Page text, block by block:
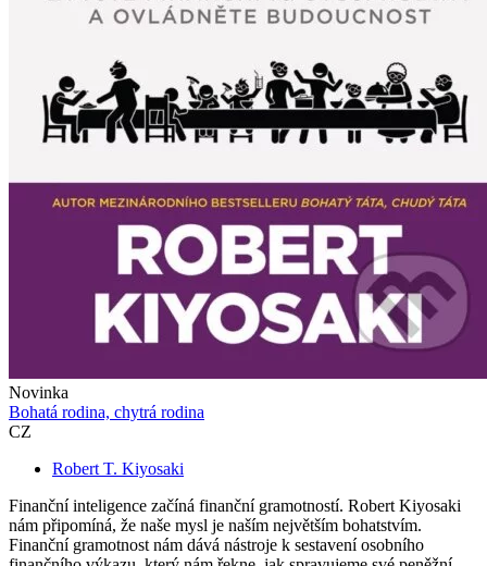
Novinka
Bohatá rodina, chytrá rodina
CZ
Robert T. Kiyosaki
Finanční inteligence začíná finanční gramotností. Robert Kiyosaki
nám připomíná, že naše mysl je naším největším bohatstvím.
Finanční gramotnost nám dává nástroje k sestavení osobního